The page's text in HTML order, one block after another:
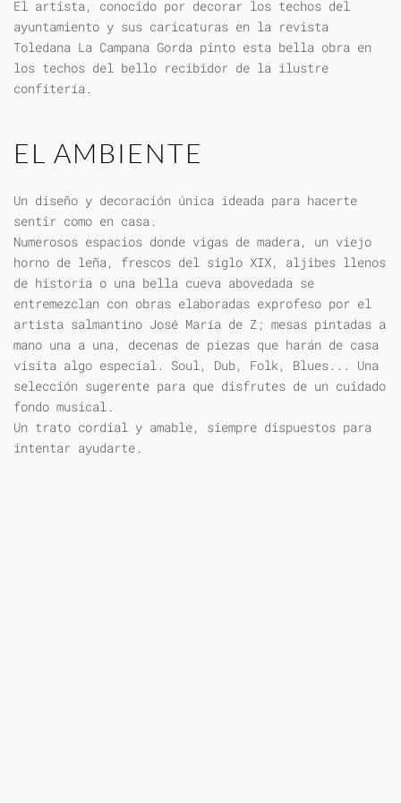
El artista, conocido por decorar los techos del
ayuntamiento y sus caricaturas en la revista
Toledana La Campana Gorda pinto esta bella obra en
los techos del bello recibidor de la ilustre
confitería.
EL AMBIENTE
Un diseño y decoración única ideada para hacerte
sentir como en casa.
Numerosos espacios donde vigas de madera, un viejo
horno de leña, frescos del siglo XIX, aljibes llenos
de historia o una bella cueva abovedada se
entremezclan con obras elaboradas exprofeso por el
artista salmantino José María de Z; mesas pintadas a
mano una a una, decenas de piezas que harán de casa
visita algo especial. Soul, Dub, Folk, Blues... Una
selección sugerente para que disfrutes de un cuidado
fondo musical.
Un trato cordial y amable, siempre dispuestos para
intentar ayudarte.